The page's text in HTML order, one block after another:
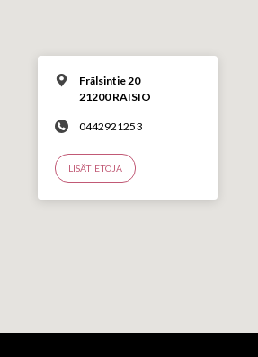
Frälsintie 20
21200 RAISIO
0442921253
LISÄTIETOJA